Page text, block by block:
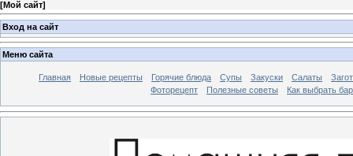
[Мой сайт]
Вход на сайт
Меню сайта
Главная Новые рецепты Горячие блюда Супы Закуски Салаты
Фоторецепт
Полезные советы Как выбрать